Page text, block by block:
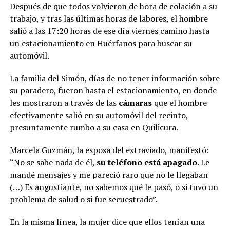
Después de que todos volvieron de hora de colación a su
trabajo, y tras las últimas horas de labores, el hombre
salió a las 17:20 horas de ese día viernes camino hasta
un estacionamiento en Huérfanos para buscar su
automóvil.
La familia del Simón, días de no tener información sobre
su paradero, fueron hasta el estacionamiento, en donde
les mostraron a través de las cámaras que el hombre
efectivamente salió en su automóvil del recinto,
presuntamente rumbo a su casa en Quilicura.
Marcela Guzmán, la esposa del extraviado, manifestó:
“No se sabe nada de él, su teléfono está apagado. Le
mandé mensajes y me pareció raro que no le llegaban
(…) Es angustiante, no sabemos qué le pasó, o si tuvo un
problema de salud o si fue secuestrado”.
En la misma línea, la mujer dice que ellos tenían una